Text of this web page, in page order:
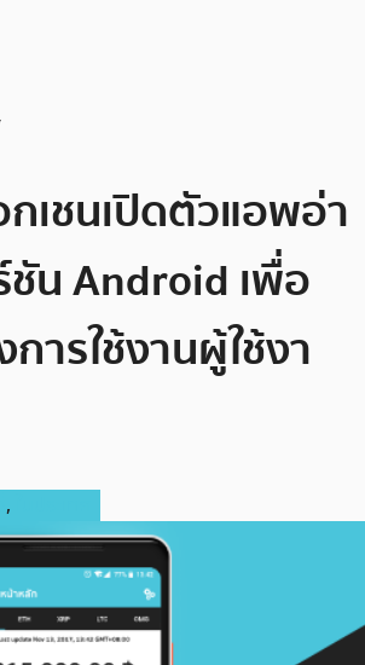
เชนเปิดตัวแอพอ่า
ชัน Android เพื่อ
ารใช้งานผู้ใช้งา
,